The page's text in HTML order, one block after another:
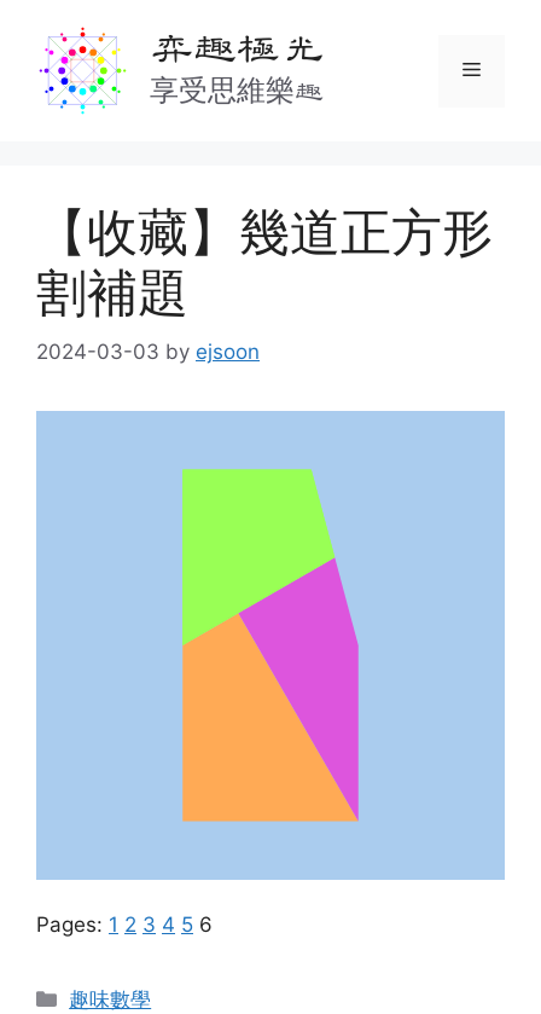
content
弈趣極光
享受思維樂趣
Menu
【收藏】幾道正方形
割補題
2024-03-03 by ejsoon
Pages: 1 2 3 4 5 6
Categories
趣味數學